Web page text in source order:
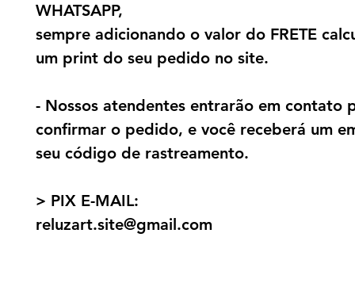
WHATSAPP,
sempre adicionando o valor do FRETE
um print do seu pedido no site.
- Nossos atendentes entrarão em contato
confirmar o pedido, e você receberá um
seu código de rastreamento.
> PIX E-MAIL:
reluzart.site@gmail.com